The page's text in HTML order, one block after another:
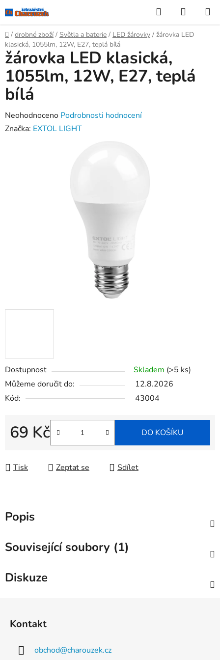
na
obsah
Hledat
KOŠÍK
Domů
/ drobné zboží / Světla a baterie / LED žárovky / žárovka LED
klasická, 1055lm, 12W, E27, teplá bílá
Dostupnost Skladem (>5 ks)
Můžeme doručit do:
12.8.2026
Kód:
43004
69 Kč
Měrná cena:
DO KOŠÍKU
Tisk Zeptat se Sdílet
žárovka LED klasická,
1055lm, 12W, E27, teplá
bílá
Průměrné
hodnocení
Neohodnoceno Podrobnosti hodnocení
Značka: EXTOL LIGHT
Popis
Související soubory (1)
Diskuze
Kontakt
obchod@charouzek.cz